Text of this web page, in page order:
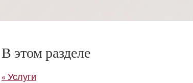
В этом разделе
« Услуги